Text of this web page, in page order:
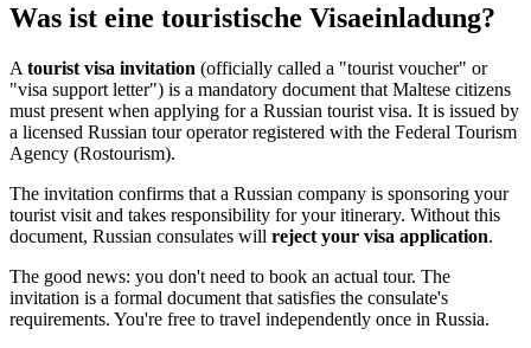
Was ist eine touristische Visaeinladung?
A tourist visa invitation (officially called a "tourist voucher" or
"visa support letter") is a mandatory document that Maltese citizens
must present when applying for a Russian tourist visa. It is issued by
a licensed Russian tour operator registered with the Federal Tourism
Agency (Rostourism).
The invitation confirms that a Russian company is sponsoring your
tourist visit and takes responsibility for your itinerary. Without this
document, Russian consulates will reject your visa application.
The good news: you don't need to book an actual tour. The
invitation is a formal document that satisfies the consulate's
requirements. You're free to travel independently once in Russia.